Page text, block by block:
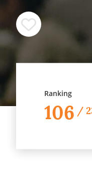
Ranking
106 /